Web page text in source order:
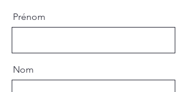
Prénom
Nom